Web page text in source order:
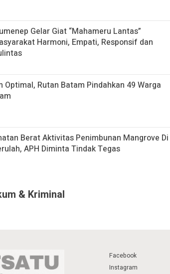
Gelar Giat “Mahameru Lantas”
Harmoni, Empati, Responsif dan
Optimal, Rutan Batam Pindahkan 49 Warga
Berat Aktivitas Penimbunan Mangrove Di
APH Diminta Tindak Tegas
& Kriminal
Facebook
Instagram